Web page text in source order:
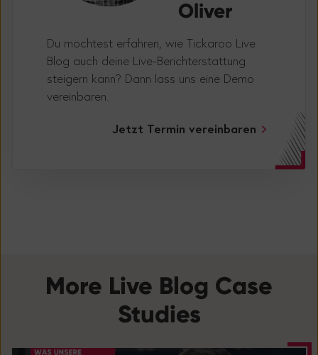
Oliver
Du möchtest erfahren, wie Tickaroo Live
Blog auch deine Live-Berichterstattung
steigern kann? Dann lass uns eine Demo
vereinbaren.
Jetzt Termin vereinbaren
More Live Blog Case
Studies